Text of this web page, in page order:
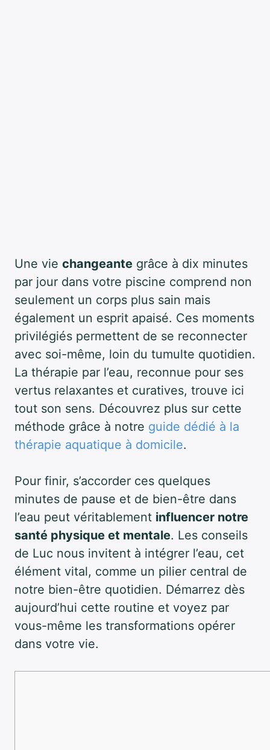
Une vie changeante grâce à dix minutes
par jour dans votre piscine comprend non
seulement un corps plus sain mais
également un esprit apaisé. Ces moments
privilégiés permettent de se reconnecter
avec soi-même, loin du tumulte quotidien.
La thérapie par l’eau, reconnue pour ses
vertus relaxantes et curatives, trouve ici
tout son sens. Découvrez plus sur cette
méthode grâce à notre guide dédié à la
thérapie aquatique à domicile.
Pour finir, s’accorder ces quelques
minutes de pause et de bien-être dans
l’eau peut véritablement influencer notre
santé physique et mentale. Les conseils
de Luc nous invitent à intégrer l’eau, cet
élément vital, comme un pilier central de
notre bien-être quotidien. Démarrez dès
aujourd’hui cette routine et voyez par
vous-même les transformations opérer
dans votre vie.